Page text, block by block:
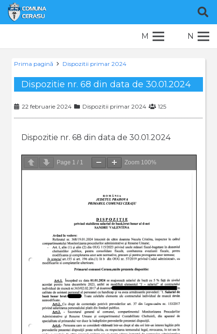
M N
Prima pagină Dispozitii primar 2024
Dispozitie nr. 68 din data de 30.01.2024
22 februarie 2024 Dispozitii primar 2024 125
Dispozitie nr. 68 din data de 30.01.2024
Page 1 / 1 Zoom 100%